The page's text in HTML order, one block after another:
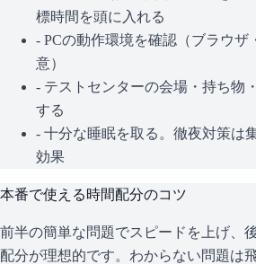
標時間を頭に入れる
- PCの動作環境を確認（ブラウザ
意）
- テストセンターの会場・持ち物
する
- 十分な睡眠を取る。徹夜対策は
効果
本番で使える時間配分のコツ
前半の簡単な問題でスピードを上げ、
配分が理想的です。わからない問題は